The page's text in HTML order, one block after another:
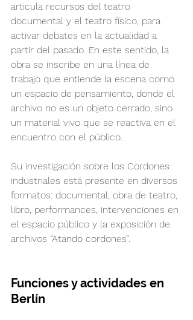
articula recursos del teatro
documental y el teatro físico, para
activar debates en la actualidad a
partir del pasado. En este sentido, la
obra se inscribe en una línea de
trabajo que entiende la escena como
un espacio de pensamiento, donde el
archivo no es un objeto cerrado, sino
un material vivo que se reactiva en el
encuentro con el público.
Su investigación sobre los Cordones
industriales está presente en diversos
formatos: documental, obra de teatro,
libro, performances, intervenciones en
el espacio público y la exposición de
archivos “Atando cordones”.
Funciones y actividades en
Berlín